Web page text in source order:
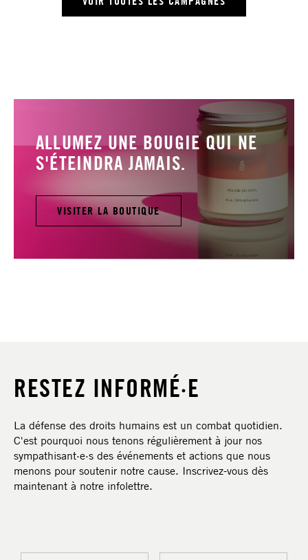
ALLUMEZ UNE BOUGIE QUI NE
S'ÉTEINDRA JAMAIS.
VISITER LA BOUTIQUE
RESTEZ INFORMÉ·E
La défense des droits humains est un combat quotidien.
C'est pourquoi nous tenons régulièrement à jour nos
sympathisant·e·s des événements et actions que nous
menons pour soutenir notre cause. Inscrivez-vous dès
maintenant à notre infolettre.